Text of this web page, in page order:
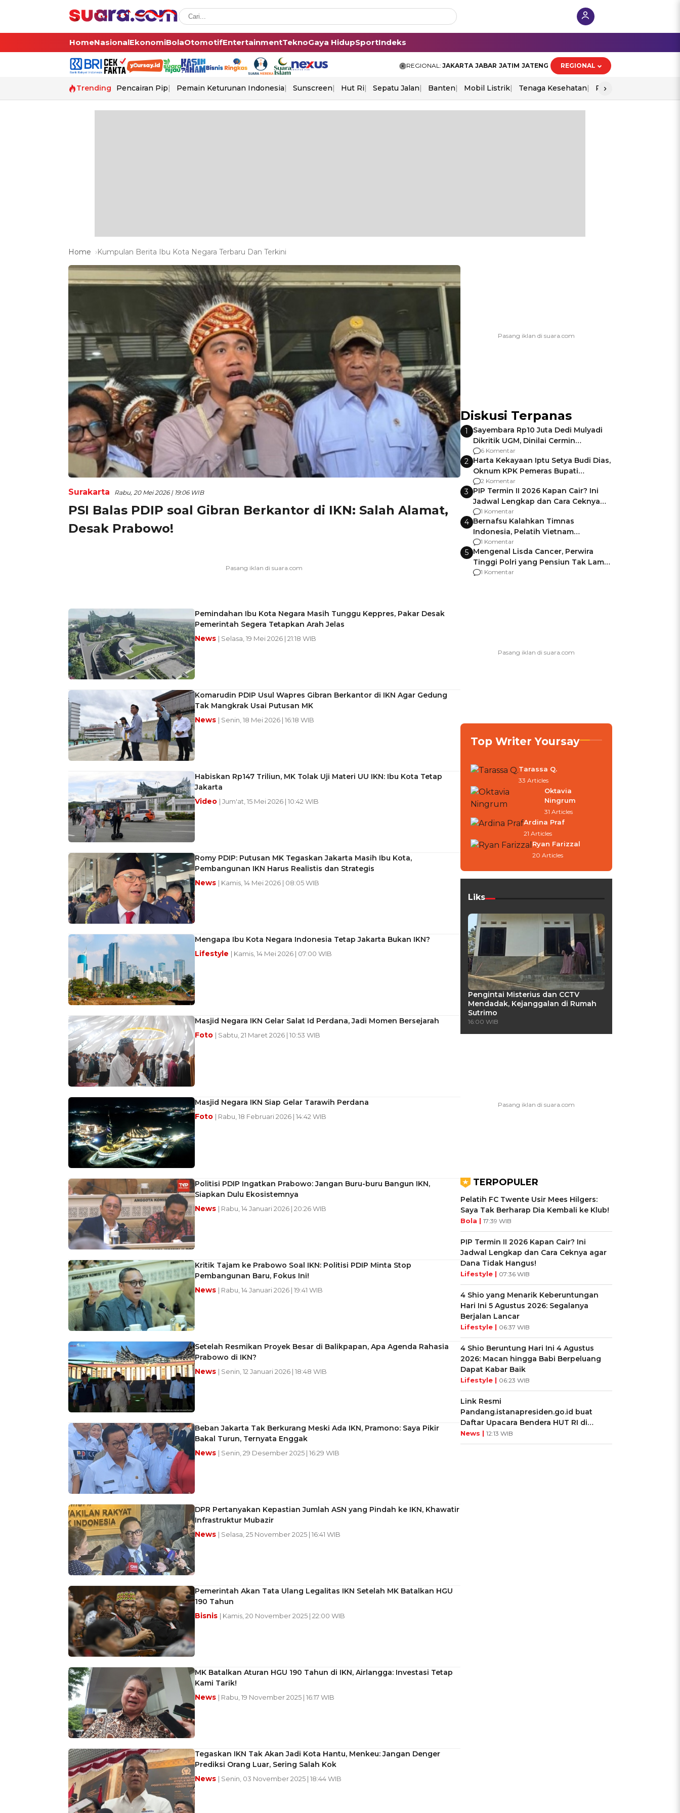
HomeNasionalEkonomiBolaOtomotifEntertainmentTeknoGaya HidupSportIndeks
REGIONAL: JAKARTA JABAR JATIM JATENG REGIONAL
Trending Pencairan Pip Pemain Keturunan Indonesia Sunscreen Hut Ri Sepatu Jalan Banten Mobil Listrik Tenaga Kesehatan Perang As-Iran
›
Home Kumpulan Berita Ibu Kota Negara Terbaru Dan Terkini
Surakarta Rabu, 20 Mei 2026 | 19:06 WIB
PSI Balas PDIP soal Gibran Berkantor di IKN: Salah Alamat,
Desak Prabowo!
Pemindahan Ibu Kota Negara Masih Tunggu Keppres, Pakar Desak
Pemerintah Segera Tetapkan Arah Jelas
News | Selasa, 19 Mei 2026 | 21:18 WIB
Komarudin PDIP Usul Wapres Gibran Berkantor di IKN Agar Gedung
Tak Mangkrak Usai Putusan MK
News | Senin, 18 Mei 2026 | 16:18 WIB
Habiskan Rp147 Triliun, MK Tolak Uji Materi UU IKN: Ibu Kota Tetap
Jakarta
Video | Jum'at, 15 Mei 2026 | 10:42 WIB
Romy PDIP: Putusan MK Tegaskan Jakarta Masih Ibu Kota,
Pembangunan IKN Harus Realistis dan Strategis
News | Kamis, 14 Mei 2026 | 08:05 WIB
Mengapa Ibu Kota Negara Indonesia Tetap Jakarta Bukan IKN?
Lifestyle | Kamis, 14 Mei 2026 | 07:00 WIB
Masjid Negara IKN Gelar Salat Id Perdana, Jadi Momen Bersejarah
Foto | Sabtu, 21 Maret 2026 | 10:53 WIB
Masjid Negara IKN Siap Gelar Tarawih Perdana
Foto | Rabu, 18 Februari 2026 | 14:42 WIB
Politisi PDIP Ingatkan Prabowo: Jangan Buru-buru Bangun IKN,
Siapkan Dulu Ekosistemnya
News | Rabu, 14 Januari 2026 | 20:26 WIB
Kritik Tajam ke Prabowo Soal IKN: Politisi PDIP Minta Stop
Pembangunan Baru, Fokus Ini!
News | Rabu, 14 Januari 2026 | 19:41 WIB
Setelah Resmikan Proyek Besar di Balikpapan, Apa Agenda Rahasia
Prabowo di IKN?
News | Senin, 12 Januari 2026 | 18:48 WIB
Beban Jakarta Tak Berkurang Meski Ada IKN, Pramono: Saya Pikir
Bakal Turun, Ternyata Enggak
News | Senin, 29 Desember 2025 | 16:29 WIB
DPR Pertanyakan Kepastian Jumlah ASN yang Pindah ke IKN, Khawatir
Infrastruktur Mubazir
News | Selasa, 25 November 2025 | 16:41 WIB
Pemerintah Akan Tata Ulang Legalitas IKN Setelah MK Batalkan HGU
190 Tahun
Bisnis | Kamis, 20 November 2025 | 22:00 WIB
MK Batalkan Aturan HGU 190 Tahun di IKN, Airlangga: Investasi Tetap
Kami Tarik!
News | Rabu, 19 November 2025 | 16:17 WIB
Tegaskan IKN Tak Akan Jadi Kota Hantu, Menkeu: Jangan Denger
Prediksi Orang Luar, Sering Salah Kok
News | Senin, 03 November 2025 | 18:44 WIB
Diskusi Terpanas
1
Sayembara Rp10 Juta Dedi Mulyadi
Dikritik UGM, Dinilai Cermin
Gagalnya Negara Jamin Keamanan
6 Komentar
2 Harta Kekayaan Iptu Setya Budi Dias,
Oknum KPK Pemeras Bupati
Pemalang
2 Komentar
3 PIP Termin II 2026 Kapan Cair? Ini
Jadwal Lengkap dan Cara Ceknya
agar Dana Tidak Hangus!
1 Komentar
4 Bernafsu Kalahkan Timnas
Indonesia, Pelatih Vietnam
Berencana Pakai Jimat di Pakansari
1 Komentar
5 Mengenal Lisda Cancer, Perwira
Tinggi Polri yang Pensiun Tak Lama
Usai Jadi Brigjen
1 Komentar
Top Writer Yoursay
Tarassa Q.
33 Articles
Oktavia
Ningrum
31 Articles
Ardina Praf
21 Articles
Ryan Farizzal
20 Articles
Liks
Pengintai Misterius dan CCTV
Mendadak, Kejanggalan di Rumah
Sutrimo
16:00 WIB
TERPOPULER
Pelatih FC Twente Usir Mees Hilgers:
Saya Tak Berharap Dia Kembali ke Klub!
Bola | 17:39 WIB
PIP Termin II 2026 Kapan Cair? Ini
Jadwal Lengkap dan Cara Ceknya agar
Dana Tidak Hangus!
Lifestyle | 07:36 WIB
4 Shio yang Menarik Keberuntungan
Hari Ini 5 Agustus 2026: Segalanya
Berjalan Lancar
Lifestyle | 06:37 WIB
4 Shio Beruntung Hari Ini 4 Agustus
2026: Macan hingga Babi Berpeluang
Dapat Kabar Baik
Lifestyle | 06:23 WIB
Link Resmi
Pandang.istanapresiden.go.id buat
Daftar Upacara Bendera HUT RI di
Istana Negara
News | 12:13 WIB